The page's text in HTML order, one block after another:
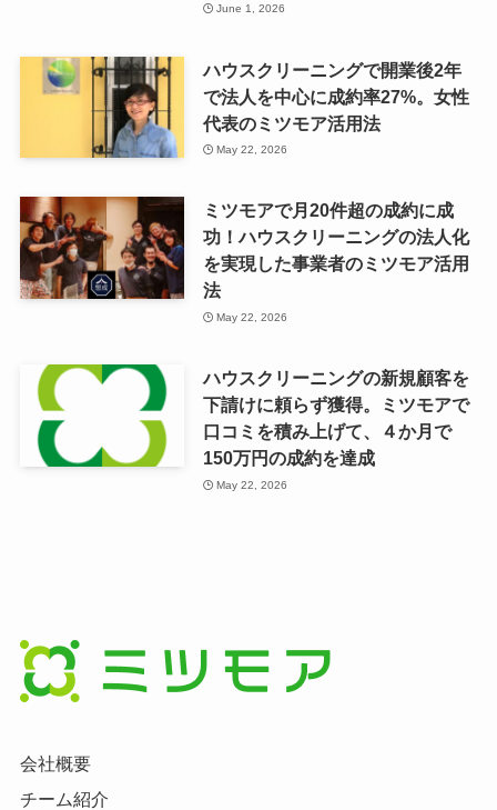
June 1, 2026
ハウスクリーニングで開業後2年
で法人を中心に成約率27%。女性
代表のミツモア活用法
May 22, 2026
ミツモアで月20件超の成約に成
功！ハウスクリーニングの法人化
を実現した事業者のミツモア活用
法
May 22, 2026
ハウスクリーニングの新規顧客を
下請けに頼らず獲得。ミツモアで
口コミを積み上げて、４か月で
150万円の成約を達成
May 22, 2026
会社概要
チーム紹介